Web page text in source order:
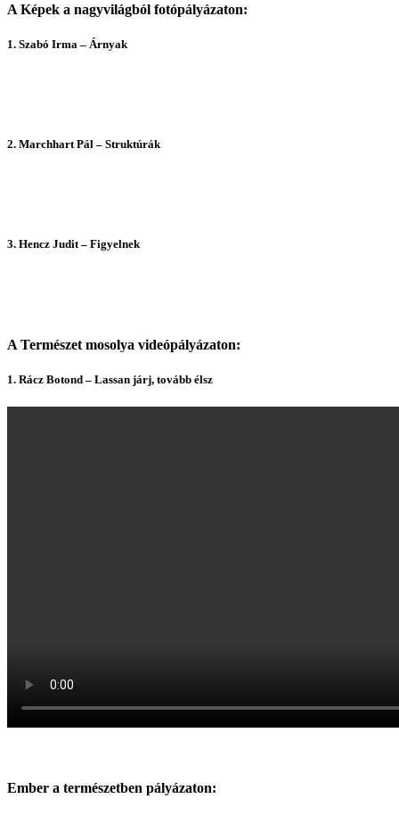
A Képek a nagyvilágból fotópályázaton:
1. Szabó Irma – Árnyak
2. Marchhart Pál – Struktúrák
3. Hencz Judit – Figyelnek
A Természet mosolya videópályázaton:
1. Rácz Botond – Lassan járj, tovább élsz
Ember a természetben pályázaton: